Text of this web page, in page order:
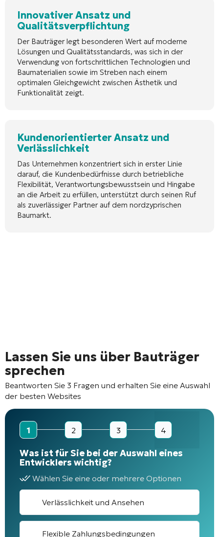
Innovativer Ansatz und
Qualitätsverpflichtung
Der Bauträger legt besonderen Wert auf moderne
Lösungen und Qualitätsstandards, was sich in der
Verwendung von fortschrittlichen Technologien und
Baumaterialien sowie im Streben nach einem
optimalen Gleichgewicht zwischen Ästhetik und
Funktionalität zeigt.
Kundenorientierter Ansatz und
Verlässlichkeit
Das Unternehmen konzentriert sich in erster Linie
darauf, die Kundenbedürfnisse durch betriebliche
Flexibilität, Verantwortungsbewusstsein und Hingabe
an die Arbeit zu erfüllen, unterstützt durch seinen Ruf
als zuverlässiger Partner auf dem nordzyprischen
Baumarkt.
Lassen Sie uns über Bauträger
sprechen
Beantworten Sie 3 Fragen und erhalten Sie eine Auswahl
der besten Websites
1 2 3 4
Was ist für Sie bei der Auswahl eines
Entwicklers wichtig?
Wählen Sie eine oder mehrere Optionen
Verlässlichkeit und Ansehen
Flexible Zahlungsbedingungen